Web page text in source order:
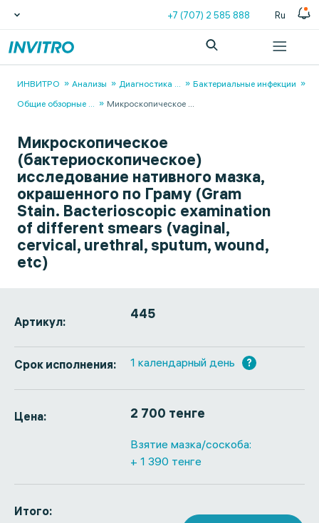
+7 (707) 2 585 888 Ru
ИНВИТРО Анализы Диагностика ...
Бактериальные инфекции
Общие обзорные ... Микроскопическое ...
Микроскопическое
(бактериоскопическое)
исследование нативного мазка,
окрашенного по Граму (Gram
Stain. Bacterioscopic examination
of different smears (vaginal,
cervical, urethral, sputum, wound,
etc)
Артикул: 445
Срок исполнения: 1 календарный день ?
Цена: 2 700 тенге
Взятие мазка/соскоба:
+ 1 390 тенге
Итого: